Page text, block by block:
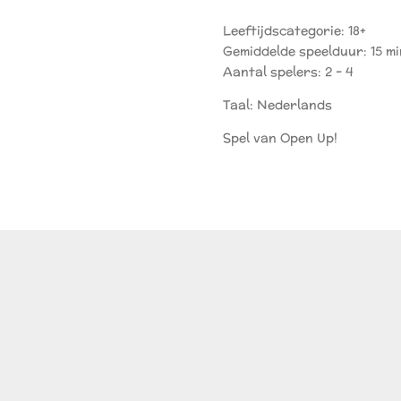
Leeftijdscategorie: 18+
Gemiddelde speelduur: 15
Aantal spelers: 2 - 4
Taal: Nederlands
Spel van Open Up!